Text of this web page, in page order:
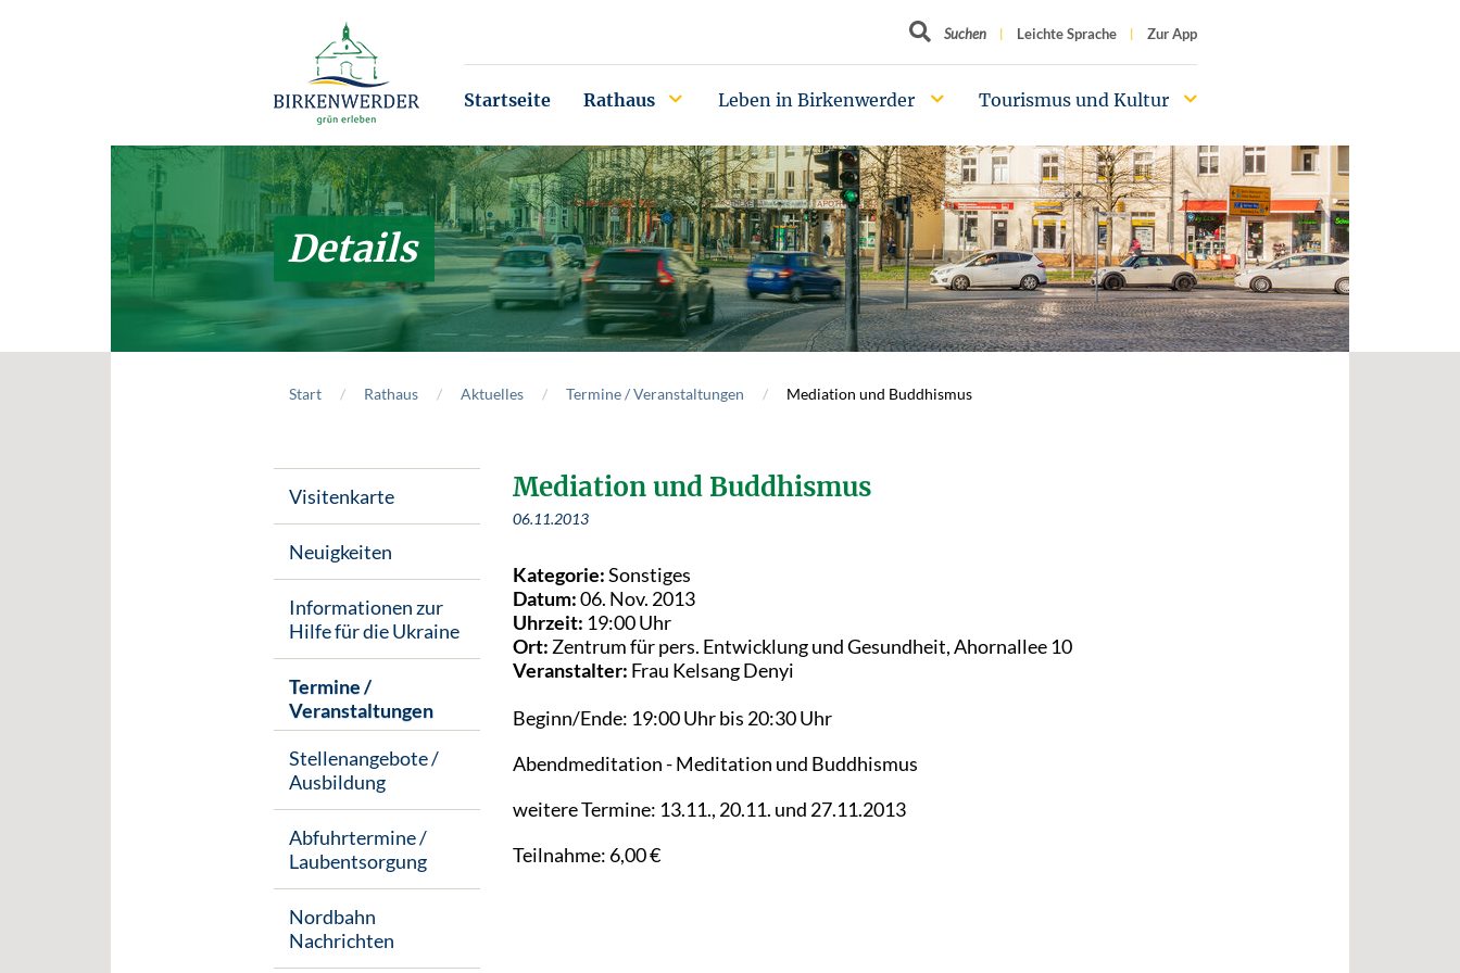
Suchbegriff
Suchen Leichte Sprache Zur App
Startseite Rathaus Leben in Birkenwerder Tourismus und Kultur
Details
Start Rathaus Aktuelles Termine / Veranstaltungen Mediation und Buddhismus
Visitenkarte
Neuigkeiten
Informationen zur
Hilfe für die Ukraine
Termine /
Veranstaltungen
Stellenangebote /
Ausbildung
Abfuhrtermine /
Laubentsorgung
Nordbahn
Nachrichten
Mediation und Buddhismus
06.11.2013
Kategorie:Sonstiges
Datum:06. Nov. 2013
Uhrzeit: 19:00 Uhr
Ort: Zentrum für pers. Entwicklung und Gesundheit, Ahornallee 10
Veranstalter: Frau Kelsang Denyi
Beginn/Ende: 19:00 Uhr bis 20:30 Uhr
Abendmeditation - Meditation und Buddhismus
weitere Termine: 13.11., 20.11. und 27.11.2013
Teilnahme: 6,00 €